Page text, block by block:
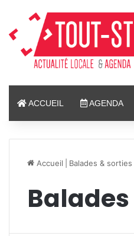
ACCUEIL AGENDA
Accueil Balades &